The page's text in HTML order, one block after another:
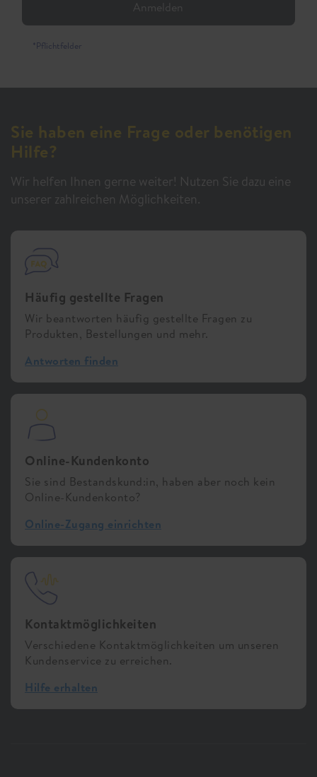
Anmelden
*Pflichtfelder
Sie haben eine Frage oder benötigen
Hilfe?
Wir helfen Ihnen gerne weiter! Nutzen Sie dazu eine
unserer zahlreichen Möglichkeiten.
Häufig gestellte Fragen
Wir beantworten häufig gestellte Fragen zu
Produkten, Bestellungen und mehr.
Antworten finden
Online-Kundenkonto
Sie sind Bestandskund:in, haben aber noch kein
Online-Kundenkonto?
Online-Zugang einrichten
Kontaktmöglichkeiten
Verschiedene Kontaktmöglichkeiten um unseren
Kundenservice zu erreichen.
Hilfe erhalten